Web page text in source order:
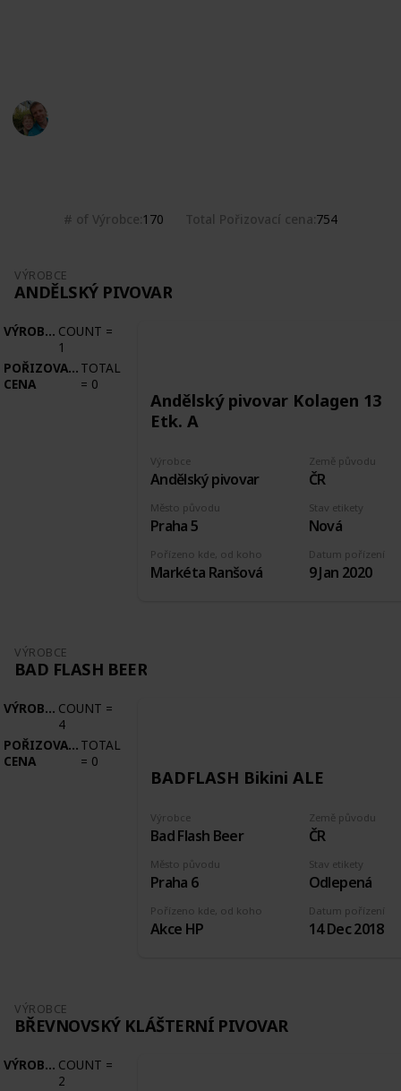
# of Výrobce 170 Total Pořizovací cena 754
VÝROBCE
ANDĚLSKÝ PIVOVAR
VÝROBCE COUNT =
1
POŘIZOVACÍ
CENA
TOTAL
= 0
Andělský pivovar Kolagen 13
Etk. A
Výrobce
Andělský pivovar
Země původu
ČR
Pořízeno kde, od koho
Markéta Ranšová
Stav etikety
Nová
Datum pořízení
9 Jan 2020
Město původu
Praha 5
VÝROBCE
BAD FLASH BEER
VÝROBCE COUNT =
4
POŘIZOVACÍ
CENA
TOTAL
= 0
BADFLASH Bikini ALE
Výrobce
Bad Flash Beer
Země původu
ČR
Pořízeno kde, od koho
Akce HP
Stav etikety
Odlepená
Datum pořízení
14 Dec 2018
Město původu
Praha 6
VÝROBCE
BŘEVNOVSKÝ KLÁŠTERNÍ PIVOVAR
VÝROBCE COUNT =
2